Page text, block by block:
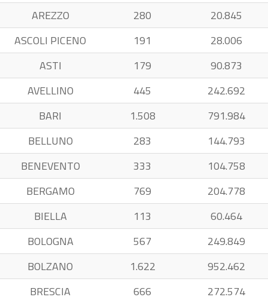
AREZZO
280
20.845
ASCOLI PICENO
191
28.006
ASTI
179
90.873
AVELLINO
445
242.692
BARI
1.508
791.984
BELLUNO
283
144.793
BENEVENTO
333
104.758
BERGAMO
769
204.778
BIELLA
113
60.464
BOLOGNA
567
249.849
BOLZANO
1.622
952.462
BRESCIA
666
272.574